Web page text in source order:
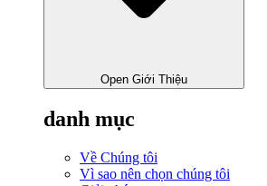
Open Giới Thiệu
danh mục
Về Chúng tôi
Vì sao nên chọn chúng tôi